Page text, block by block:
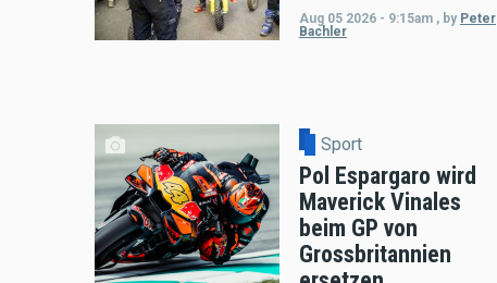
Aug 05 2026 - 9:15am , by Peter
Bachler
Sport
Pol Espargaro wird
Maverick Vinales
beim GP von
Grossbritannien